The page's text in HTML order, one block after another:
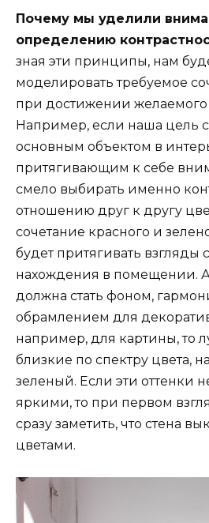
Почему мы уделили
определению
зная эти принципы, нам
моделировать требуемое
при достижении желаемого
Например, если наша цель
основным объектом в
притягивающим к себе
смело выбирать именно
отношению друг к другу
сочетание красного и
будет притягивать взгляды
нахождения в помещении. А
должна стать фоном,
обрамлением для
например, для картины, то
близкие по спектру цвета,
зеленый. Если эти оттенки
яркими, то при первом
сразу заметить, что стена
цветами.